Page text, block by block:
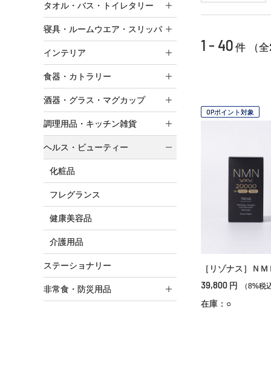
タオル・バス・トイレタリー
寝具・ルームウエア・スリッパ
インテリア
食器・カトラリー
酒器・グラス・マグカップ
調理用品・キッチン雑貨
ヘルス・ビューティー
化粧品
フレグランス
健康美容品
介護用品
ステーショナリー
非常食・防災用品
1 - 40 件 （全
OPポイント対象
［リゾナス］Ｎ
39,800 円 （8%税
在庫：○